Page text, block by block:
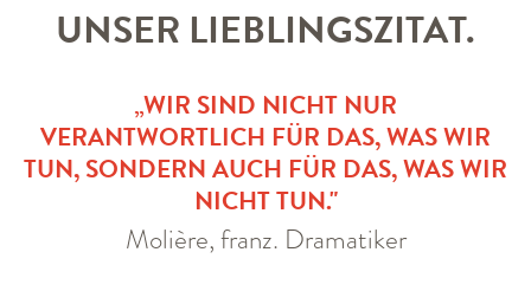
UNSER LIEBLINGSZITAT.
„WIR SIND NICHT NUR
VERANTWORTLICH FÜR DAS, WAS WIR
TUN, SONDERN AUCH FÜR DAS, WAS WIR
NICHT TUN."
Molière, franz. Dramatiker